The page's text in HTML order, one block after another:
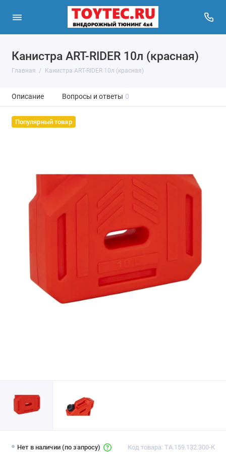
Канистра ART-RIDER 10л (красная)
Главная Канистра ART-RIDER 10л (красная)
Описание Вопросы и ответы 0
Популярный товар
Нет в наличии (по запросу) Код товара: ТА.159.132.300-К